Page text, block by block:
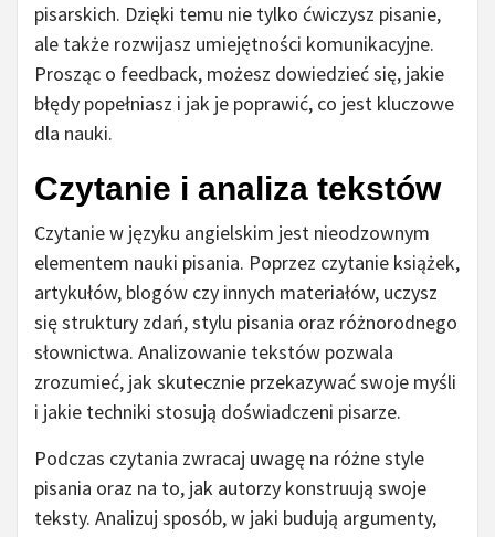
pisarskich. Dzięki temu nie tylko ćwiczysz pisanie,
ale także rozwijasz umiejętności komunikacyjne.
Prosząc o feedback, możesz dowiedzieć się, jakie
błędy popełniasz i jak je poprawić, co jest kluczowe
dla nauki.
Czytanie i analiza tekstów
Czytanie w języku angielskim jest nieodzownym
elementem nauki pisania. Poprzez czytanie książek,
artykułów, blogów czy innych materiałów, uczysz
się struktury zdań, stylu pisania oraz różnorodnego
słownictwa. Analizowanie tekstów pozwala
zrozumieć, jak skutecznie przekazywać swoje myśli
i jakie techniki stosują doświadczeni pisarze.
Podczas czytania zwracaj uwagę na różne style
pisania oraz na to, jak autorzy konstruują swoje
teksty. Analizuj sposób, w jaki budują argumenty,